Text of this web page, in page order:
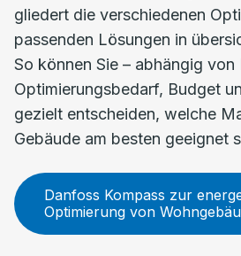
gliedert die verschiedenen
passenden Lösungen in
So können Sie – abhängig von
Optimierungsbedarf, Budget
gezielt entscheiden, welche
Gebäude am besten geeignet
Danfoss Kompass zur
Optimierung von